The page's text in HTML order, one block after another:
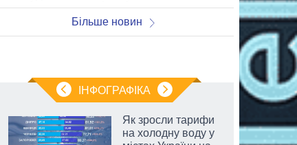
Більше новин
ІНФОГРАФІКА
Як зросли тарифи
на холодну воду у